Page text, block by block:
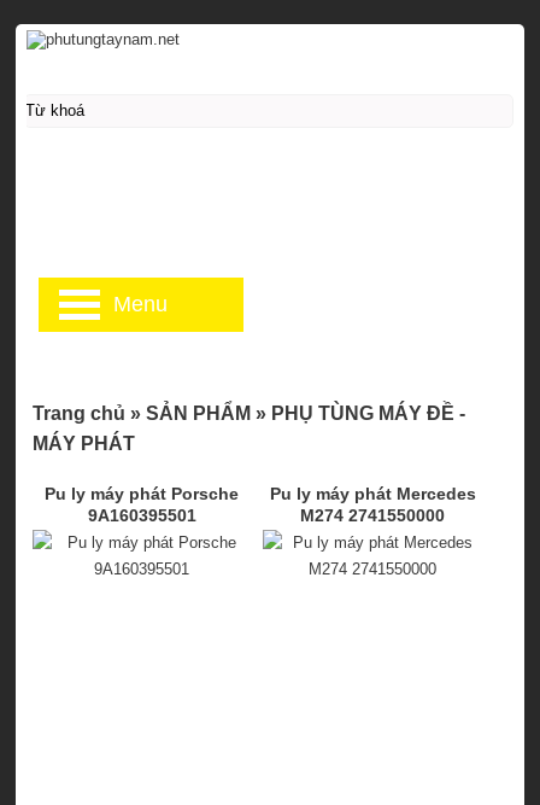
Pu ly máy phát Porsche
9A160395501
Pu ly máy phát Mercedes
M274 2741550000
Trang chủ » SẢN PHẨM » PHỤ TÙNG MÁY ĐỀ -
MÁY PHÁT
Menu